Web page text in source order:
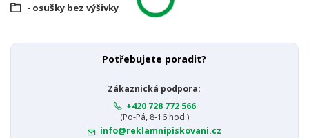
- osušky bez výšivky
Potřebujete poradit?
Zákaznická podpora:
+420 728 772 566
(Po-Pá, 8-16 hod.)
info@reklamnipiskovani.cz